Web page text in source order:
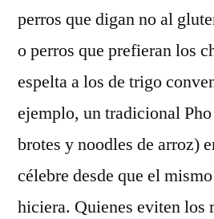
perros que digan no al
o perros que prefieran los
espelta a los de trigo
ejemplo, un tradicional
brotes y noodles de arroz)
célebre desde que el
hiciera. Quienes eviten los